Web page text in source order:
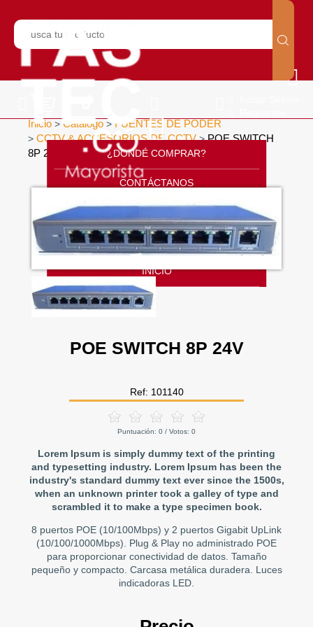
¿DONDÉ COMPRAR?
CONTÁCTANOS
CÁTALOGO
INICIO
Inicio > Catálogo > FUENTES DE PODER
> CCTV & ACCESORIOS DE CCTV>POE SWITCH
8P 24V
POE SWITCH 8P 24V
Ref: 101140
Puntuación: 0 / Votos: 0
Lorem Ipsum is simply dummy text of the printing
and typesetting industry. Lorem Ipsum has been the
industry's standard dummy text ever since the 1500s,
when an unknown printer took a galley of type and
scrambled it to make a type specimen book.
8 puertos POE (10/100Mbps) y 2 puertos Gigabit UpLink
(10/100/1000Mbps). Plug & Play no administrado POE
para proporcionar conectividad de datos. Tamaño
pequeño y compacto. Carcasa metálica duradera. Luces
indicadoras LED.